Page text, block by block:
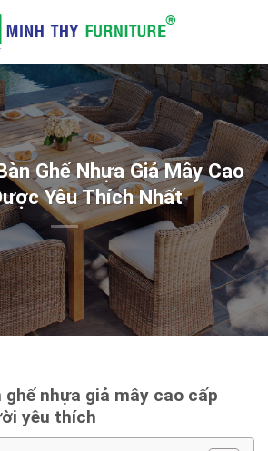
Ghế Nhựa Giả Mây Cao
Yêu Thích Nhất
ghế nhựa giả mây cao cấp
yêu thích